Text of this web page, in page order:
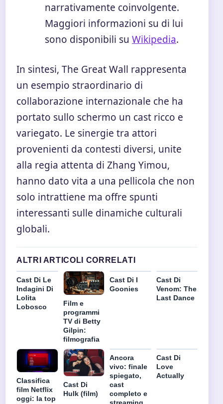
narrativamente coinvolgente.
Maggiori informazioni su di lui
sono disponibili su Wikipedia.
In sintesi, The Great Wall rappresenta
un esempio straordinario di
collaborazione internazionale che ha
portato sullo schermo un cast ricco e
variegato. Le sinergie tra attori
provenienti da contesti diversi, unite
alla regia attenta di Zhang Yimou,
hanno dato vita a una pellicola che non
solo intrattiene ma offre spunti
interessanti sulle dinamiche culturali
globali.
ALTRI ARTICOLI CORRELATI
Cast Di Le
Indagini Di
Lolita
Lobosco
Film e
programmi
TV di Betty
Gilpin:
filmografia
Cast Di I
Goonies
Cast Di
Venom: The
Last Dance
Classifica
film Netflix
oggi: la top
Cast Di
Hulk (film)
Ancora
vivo: finale
spiegato,
cast
completo e
Cast Di
Love
Actually